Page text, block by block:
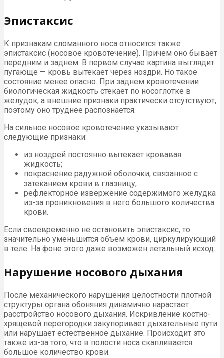
Эпистаксис
К признакам сломанного носа относится также
эпистаксис (носовое кровотечение). Причем оно бывает
передним и заднем. В первом случае картина выглядит
пугающе — кровь вытекает через ноздри. Но такое
состояние менее опасно. При заднем кровотечении
биологическая жидкость стекает по носоглотке в
желудок, а внешние признаки практически отсутствуют,
поэтому оно труднее распознается.
На сильное носовое кровотечение указывают
следующие признаки:
из ноздрей постоянно вытекает кровавая
жидкость;
покраснение радужной оболочки, связанное с
затеканием крови в глазницу;
рефлекторное извержение содержимого желудка
из-за проникновения в него большого количества
крови.
Если своевременно не остановить эпистаксис, то
значительно уменьшится объем крови, циркулирующий
в теле. На фоне этого даже возможен летальный исход.
Нарушение носового дыхания
После механического нарушения целостности плотной
структуры органа обоняния динамично нарастает
расстройство носового дыхания. Искривление костно-
хрящевой перегородки закупоривает дыхательные пути
или нарушает естественное дыхание. Происходит это
также из-за того, что в полости носа скапливается
большое количество крови.